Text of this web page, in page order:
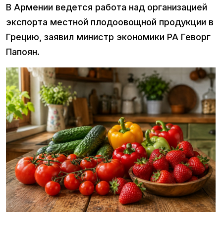
В Армении ведется работа над организацией
экспорта местной плодоовощной продукции в
Грецию, заявил министр экономики РА Геворг
Папоян.